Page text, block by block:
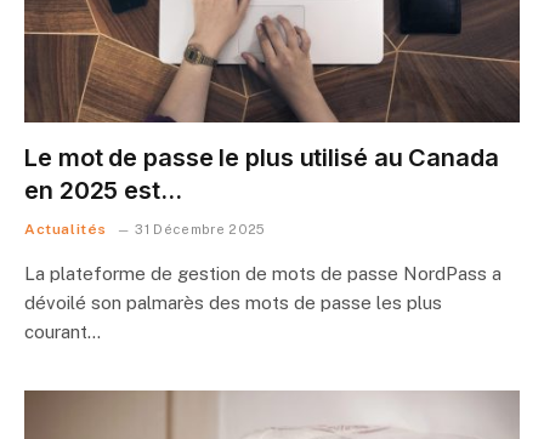
Le mot de passe le plus utilisé au Canada
en 2025 est…
Actualités 31 Décembre 2025
La plateforme de gestion de mots de passe NordPass a
dévoilé son palmarès des mots de passe les plus
courant…